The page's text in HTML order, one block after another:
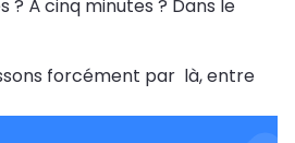
? À cinq minutes ? Dans le
forcément par là, entre